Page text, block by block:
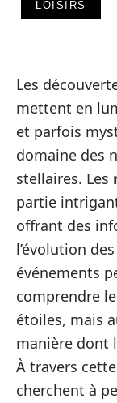
LOISIRS
Les
mettent en
et parfois
domaine des
stellaires. Les
partie
offrant des
l’évolution
événements
comprendre
étoiles, mais
manière dont
À travers
cherchent à